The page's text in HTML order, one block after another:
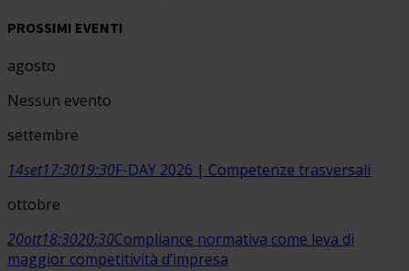
PROSSIMI EVENTI
agosto
Nessun evento
settembre
14set17:3019:30F-DAY 2026 | Competenze trasversali
ottobre
20ott18:3020:30Compliance normativa come leva di
maggior competitività d’impresa